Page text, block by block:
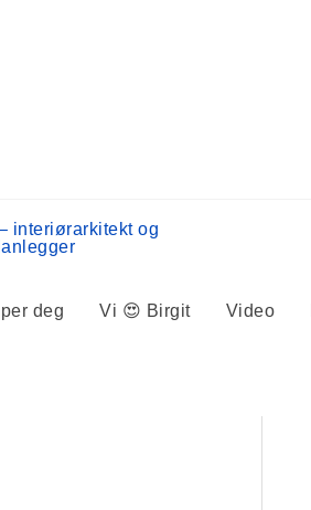
deg Vi 😍 Birgit Video